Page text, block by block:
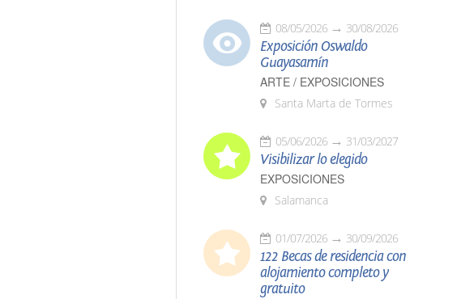
08/05/2026 30/08/2026
Exposición Oswaldo
Guayasamín
ARTE / EXPOSICIONES
Santa Marta de Tormes
05/06/2026 31/03/2027
Visibilizar lo elegido
EXPOSICIONES
Salamanca
01/07/2026 30/09/2026
122 Becas de residencia con
alojamiento completo y
gratuito